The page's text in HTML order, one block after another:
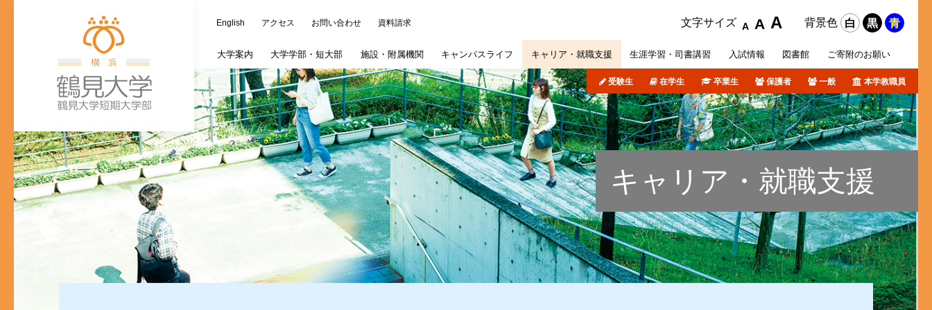
English アクセス お問い合わせ 資料請求 文字サイズ A A A 背景色 白 黒 青
大学案内 大学学部・短大部 施設・ 附属機関 キャンパス ライフ キャリア・ 就職支援 生涯学習・司書講習 入試情報 図書館 ご寄附のお願い
学長室 大学概要 情報公開 産学連携・研究シーズ ポリシー等 個人情報について
ご寄付のお願い 採用情報 同窓会 公式SNS
歯学部 文学部 大学院 短期大学部 短期大学部専攻科
大学施設 研究施設 病院・学校
教務情報 各種事務手続き 学納金 奨学金 学生生活サポート 障がい学生支援 課外活動
入学式・卒業式 紫雲祭 国際交流・国際貢献
キャリア支援課について 在学生の皆さんへ 採用ご担当者様へ 各種データ 卒業生の皆さんへ
個人情報の取り扱いについて
つるみ連携カレッジ 司書講習・司書補講習
オープンキャンパス・イベント 歯学部入試概要 文学部入試概要 短期大学部入試概要
歯学研究科入試概要 文学研究科入試概要 専攻科入試概要 TSURUMI CHANNEL
(新入生対象)奨学生制度 募集要項 インターネット出願 公式SNS
蔵書検索（OPAC) 機関リポジトリ 学認サービス 図書館オリジナルホームページ 図書館ブログ
ご寄附の種類 よくある質問
受験生 在学生 卒業生 保護者 一般 本学教職員
キャリア・就職支援